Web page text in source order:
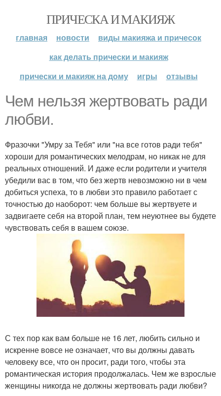
ПРИЧЕСКА И МАКИЯЖ
главная новости
виды макияжа и причесок
как делать прически и макияж
прически и макияж на дому
игры отзывы
Чем нельзя жертвовать ради
любви.
Фразочки "Умру за Тебя" или "на все готов ради тебя"
хороши для романтических мелодрам, но никак не для
реальных отношений. И даже если родители и учителя
убедили вас в том, что без жертв невозможно ни в чем
добиться успеха, то в любви это правило работает с
точностью до наоборот: чем больше вы жертвуете и
задвигаете себя на второй план, тем неуютнее вы будете
чувствовать себя в вашем союзе.
С тех пор как вам больше не 16 лет, любить сильно и
искренне вовсе не означает, что вы должны давать
человеку все, что он просит, ради того, чтобы эта
романтическая история продолжалась. Чем же взрослые
женщины никогда не должны жертвовать ради любви?